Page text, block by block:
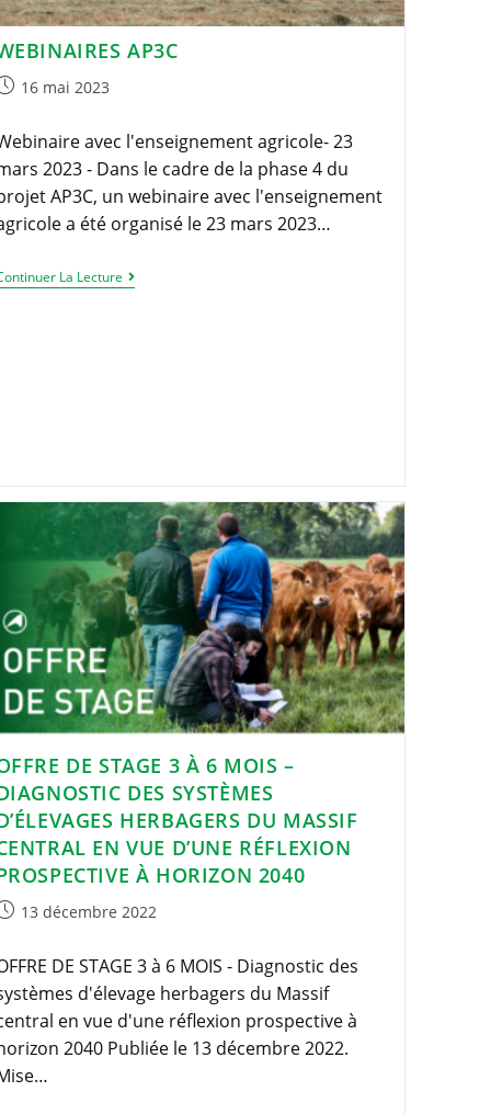
AP3C
16 mai 2023
avec l'enseignement agricole- 23
2023 - Dans le cadre de la phase 4 du
AP3C, un webinaire avec l'enseignement
a été organisé le 23 mars 2023…
La LectureWebinaires
AP3C
DE STAGE 3 À 6 MOIS –
DES SYSTÈMES
HERBAGERS DU MASSIF
EN VUE D’UNE RÉFLEXION
À HORIZON 2040
13 décembre 2022
DE STAGE 3 à 6 MOIS - Diagnostic des
d'élevage herbagers du Massif
en vue d'une réflexion prospective à
2040 Publiée le 13 décembre 2022.